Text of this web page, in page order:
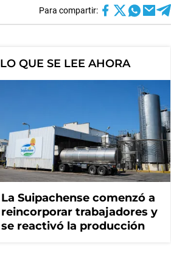
Para compartir:
LO QUE SE LEE AHORA
La Suipachense comenzó a
reincorporar trabajadores y
se reactivó la producción